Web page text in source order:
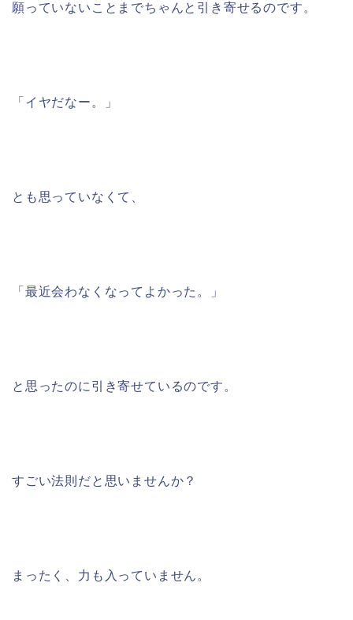
願っていないことまでちゃんと引き寄せるのです。
「イヤだなー。」
とも思っていなくて、
「最近会わなくなってよかった。」
と思ったのに引き寄せているのです。
すごい法則だと思いませんか？
まったく、力も入っていません。